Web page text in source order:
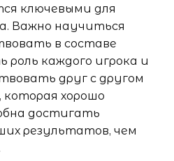
ключевыми для
Важно научиться
в составе
каждого игрока и
друг с другом
хорошо
достигать
результатов, чем